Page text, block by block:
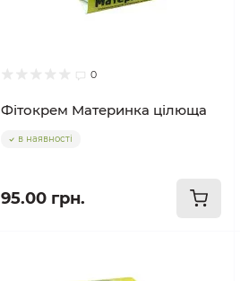
0
Фітокрем Материнка цілюща
в наявності
95.00 грн.